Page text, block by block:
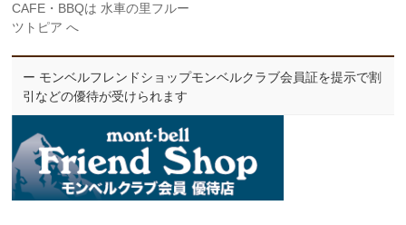
CAFE・BBQは 水車の里フルー
ツトピア へ
ー モンベルフレンドショップモンベルクラブ会員証を提示で割
引などの優待が受けられます